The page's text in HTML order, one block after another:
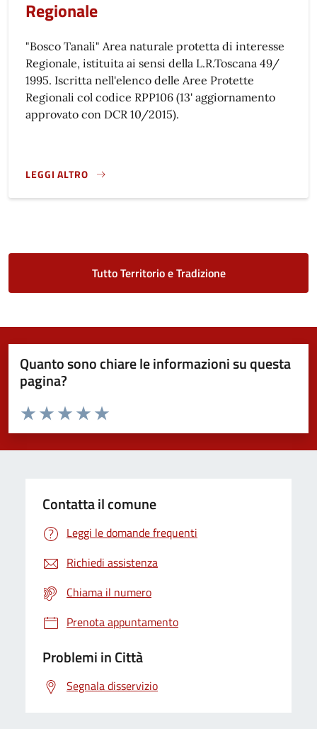
Regionale
"Bosco Tanali" Area naturale protetta di interesse
Regionale, istituita ai sensi della L.R.Toscana 49/
1995. Iscritta nell'elenco delle Aree Protette
Regionali col codice RPP106 (13' aggiornamento
approvato con DCR 10/2015).
LEGGI ALTRO
BOSCO TANALI - RISERVA NATURALE REGIONALE}
Tutto Territorio e Tradizione
Quanto sono chiare le informazioni su questa
pagina?
Domanda
Valuta da 1 a 5 stelle la pagina
Valuta 5 stelle su 5
Valuta 4 stelle su 5
Valuta 3 stelle su 5
Valuta 2 stelle su 5
Valuta 1 stelle su 5
Contatta il comune
Leggi le domande frequenti
Richiedi assistenza
Chiama il numero
Prenota appuntamento
Problemi in Città
Segnala disservizio